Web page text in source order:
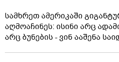
სამხრეთ ამერიკაში
აღმოაჩინეს: ისინი არც
არც ბუნების - ვინ ააშენა